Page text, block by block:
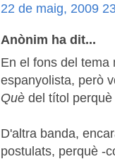
22 de maig, 2009
Anònim ha dit...
En el fons del tema
espanyolista, però
Què del títol perquè
D'altra banda,
postulats, perquè -